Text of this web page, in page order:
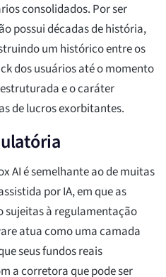
consolidados. Por ser
possui décadas de história,
um histórico entre os
dos usuários até o momento
e o caráter
de lucros exorbitantes.
AI é semelhante ao de muitas
por IA, em que as
sujeitas à regulamentação
atua como uma camada
seus fundos reais
a corretora que pode ser